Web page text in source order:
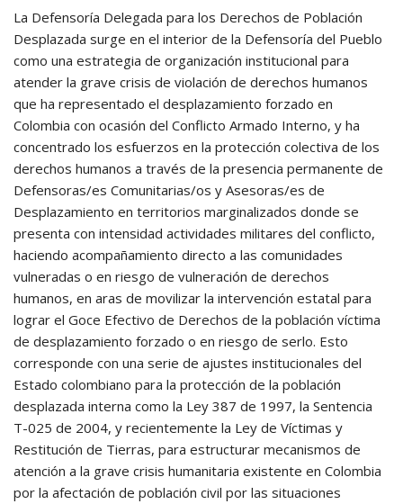
La Defensoría Delegada para los Derechos de Población
Desplazada surge en el interior de la Defensoría del Pueblo
como una estrategia de organización institucional para
atender la grave crisis de violación de derechos humanos
que ha representado el desplazamiento forzado en
Colombia con ocasión del Conflicto Armado Interno, y ha
concentrado los esfuerzos en la protección colectiva de los
derechos humanos a través de la presencia permanente de
Defensoras/es Comunitarias/os y Asesoras/es de
Desplazamiento en territorios marginalizados donde se
presenta con intensidad actividades militares del conflicto,
haciendo acompañamiento directo a las comunidades
vulneradas o en riesgo de vulneración de derechos
humanos, en aras de movilizar la intervención estatal para
lograr el Goce Efectivo de Derechos de la población víctima
de desplazamiento forzado o en riesgo de serlo. Esto
corresponde con una serie de ajustes institucionales del
Estado colombiano para la protección de la población
desplazada interna como la Ley 387 de 1997, la Sentencia
T-025 de 2004, y recientemente la Ley de Víctimas y
Restitución de Tierras, para estructurar mecanismos de
atención a la grave crisis humanitaria existente en Colombia
por la afectación de población civil por las situaciones